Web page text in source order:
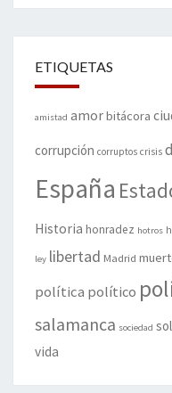
ETIQUETAS
amistad amorbitácora
corrupción corruptos crisis
España
Historia honradez hotros
ley libertad Madrid
política político
salamanca sociedad
vida